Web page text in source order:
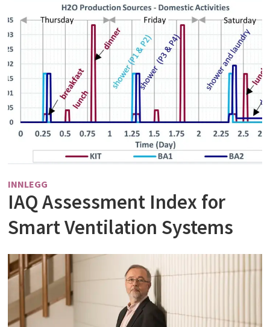
INNLEGG
IAQ Assessment Index for
Smart Ventilation Systems